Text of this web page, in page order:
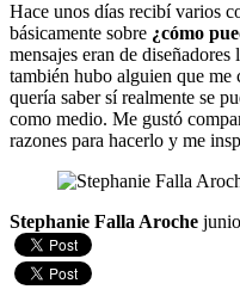
Hace unos días recibí varios
básicamente sobre ¿cómo
mensajes eran de
también hubo alguien que me
quería saber sí realmente se
como medio. Me gustó
razones para hacerlo y me
Stephanie Falla Aroche